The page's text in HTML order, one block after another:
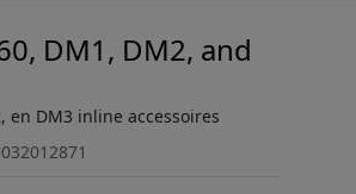
DM1, DM2, and
en DM3 inline accessoires